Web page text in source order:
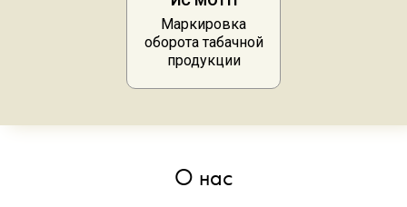
Маркировка
оборота табачной
продукции
О нас